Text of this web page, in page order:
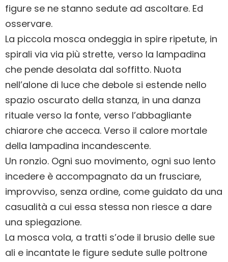
figure se ne stanno sedute ad ascoltare. Ed
osservare.
La piccola mosca ondeggia in spire ripetute, in
spirali via via più strette, verso la lampadina
che pende desolata dal soffitto. Nuota
nell’alone di luce che debole si estende nello
spazio oscurato della stanza, in una danza
rituale verso la fonte, verso l’abbagliante
chiarore che acceca. Verso il calore mortale
della lampadina incandescente.
Un ronzio. Ogni suo movimento, ogni suo lento
incedere è accompagnato da un frusciare,
improvviso, senza ordine, come guidato da una
casualità a cui essa stessa non riesce a dare
una spiegazione.
La mosca vola, a tratti s’ode il brusio delle sue
ali e incantate le figure sedute sulle poltrone